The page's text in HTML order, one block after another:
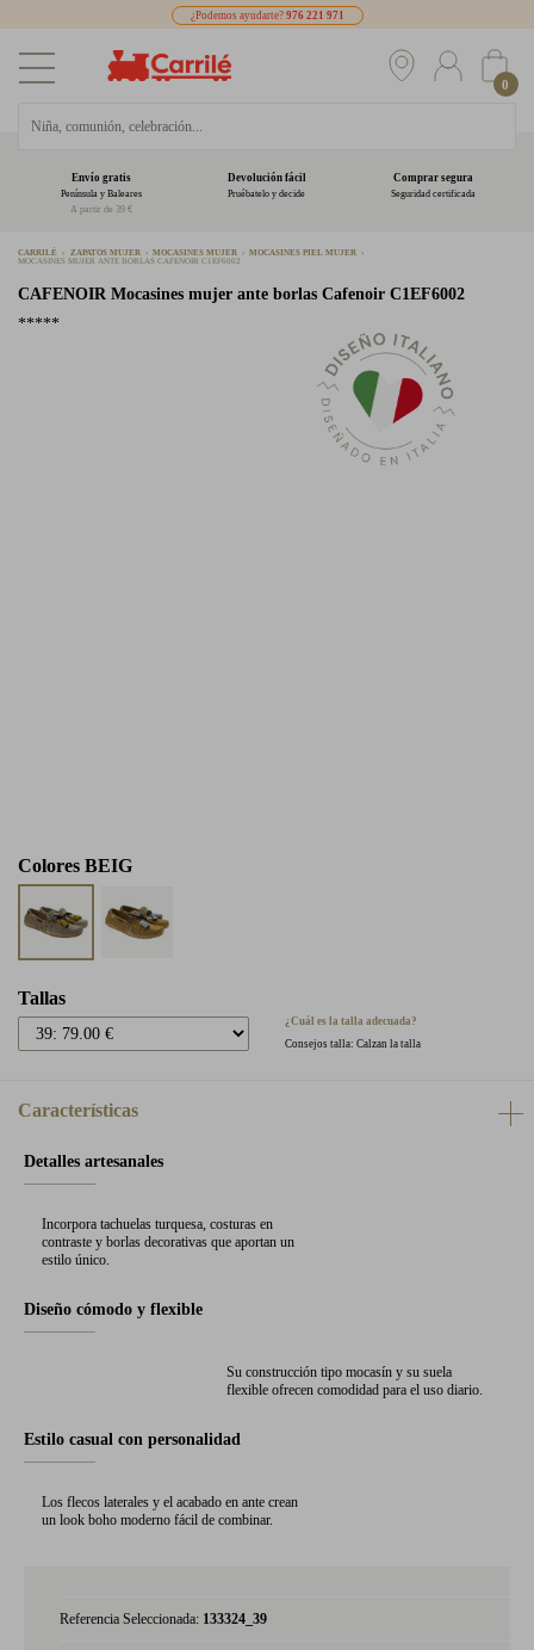
¿Podemos ayudarte? 976 221 971
0
Envío gratis
Península y Baleares
A partir de 39 €
Devolución fácil
Pruébatelo y decide
Comprar segura
Seguridad certificada
CARRILÉ ZAPATOS MUJER MOCASINES MUJER
MOCASINES PIEL MUJER
MOCASINES MUJER ANTE BORLAS CAFENOIR C1EF6002
CAFENOIR Mocasines mujer ante borlas Cafenoir C1EF6002
*****
Colores BEIG
Tallas
¿Cuál es la talla adecuada?
Consejos talla: Calzan la talla
Características
Detalles artesanales
Incorpora tachuelas turquesa, costuras en
contraste y borlas decorativas que aportan un
estilo único.
Diseño cómodo y flexible
Su construcción tipo mocasín y su suela
flexible ofrecen comodidad para el uso diario.
Estilo casual con personalidad
Los flecos laterales y el acabado en ante crean
un look boho moderno fácil de combinar.
Referencia Seleccionada: 133324_39